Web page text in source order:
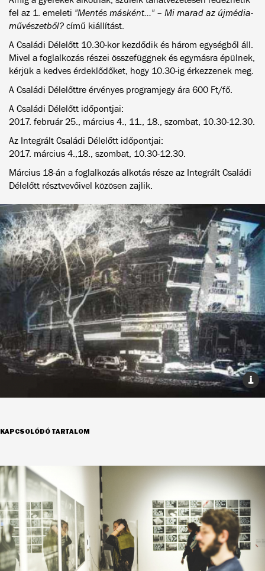
fel az 1. emeleti "Mentés másként…" – Mi marad az újmédia-
művészetből? című kiállítást.
A Családi Délelőtt 10.30-kor kezdődik és három egységből áll.
Mivel a foglalkozás részei összefüggnek és egymásra épülnek,
kérjük a kedves érdeklődőket, hogy 10.30-ig érkezzenek meg.
A Családi Délelőttre érvényes programjegy ára 600 Ft/fő.
A Családi Délelőtt időpontjai:
2017. február 25., március 4., 11., 18., szombat, 10.30-12.30.
Az Integrált Családi Délelőtt időpontjai:
2017. március 4.,18., szombat, 10.30-12.30.
Március 18-án a foglalkozás alkotás része az Integrált Családi
Délelőtt résztvevőivel közösen zajlik.
KAPCSOLÓDÓ TARTALOM